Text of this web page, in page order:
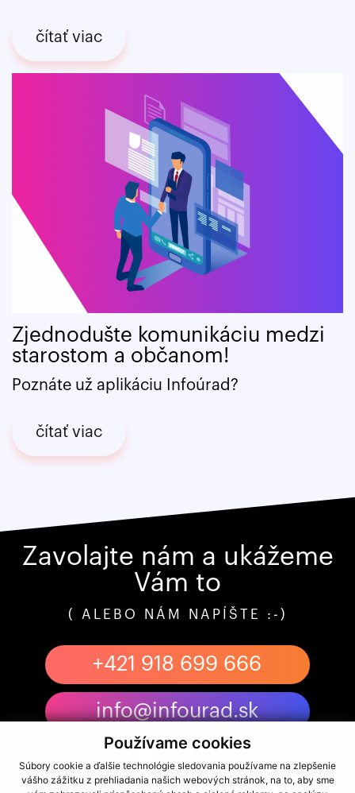
Používame cookies
Súbory cookie a ďalšie technológie sledovania používame na zlepšenie
vášho zážitku z prehliadania našich webových stránok, na to, aby sme
čítať viac
Zjednodušte komunikáciu medzi
starostom a občanom!
Poznáte už aplikáciu Infoúrad?
čítať viac
Zavolajte nám a ukážeme
Vám to
( ALEBO NÁM NAPÍŠTE :-)
+421 918 699 666
info@infourad.sk